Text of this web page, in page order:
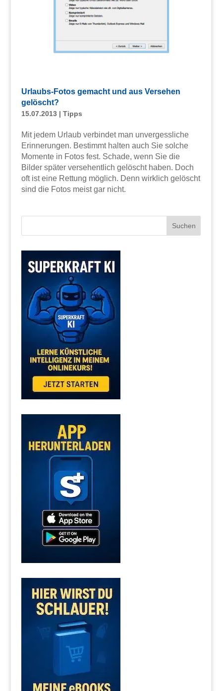
Urlaubs-Fotos gemacht und aus Versehen
gelöscht?
15.07.2013| Tipps
Mit jedem Urlaub verbindet man unvergessliche
Erinnerungen. Bestimmt halten auch Sie solche
Momente in Fotos fest. Schade, wenn Sie die
Bilder später versehentlich gelöscht haben. Doch
oft ist eine Rettung möglich. Denn wirklich gelöscht
sind die Fotos meist gar nicht.